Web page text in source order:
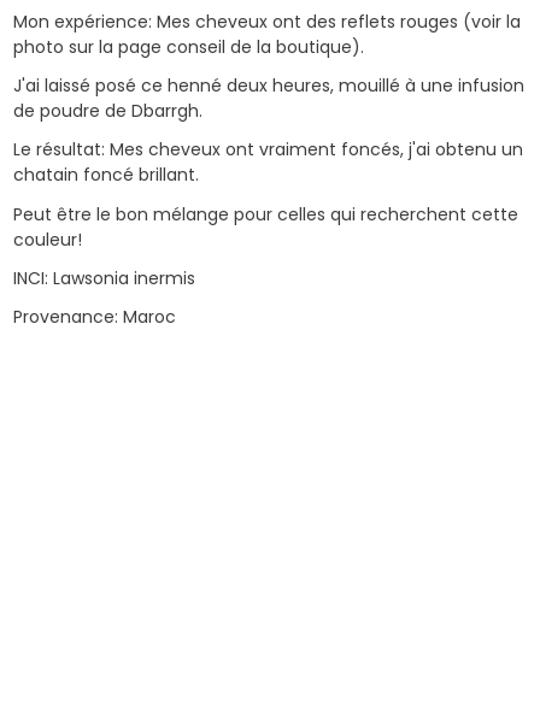
Mon expérience: Mes cheveux ont des reflets rouges (voir la
photo sur la page conseil de la boutique).
J'ai laissé posé ce henné deux heures, mouillé à une infusion
de poudre de Dbarrgh.
Le résultat: Mes cheveux ont vraiment foncés, j'ai obtenu un
chatain foncé brillant.
Peut être le bon mélange pour celles qui recherchent cette
couleur!
INCI: Lawsonia inermis
Provenance: Maroc